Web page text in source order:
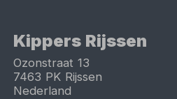
Kippers Rijssen
Ozonstraat 13
7463 PK Rijssen
Nederland